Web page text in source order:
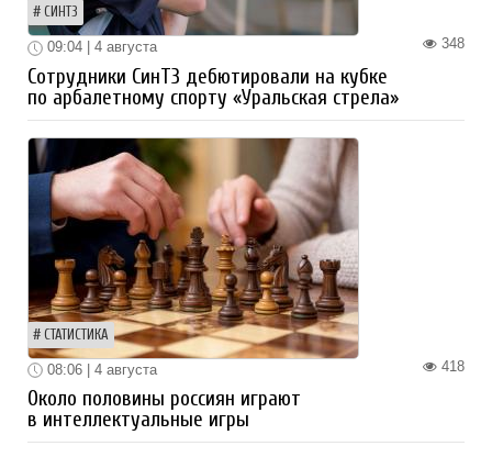
СИНТЗ
348
09:04 | 4 августа
Сотрудники СинТЗ дебютировали на кубке
по арбалетному спорту «Уральская стрела»
СТАТИСТИКА
418
08:06 | 4 августа
Около половины россиян играют
в интеллектуальные игры